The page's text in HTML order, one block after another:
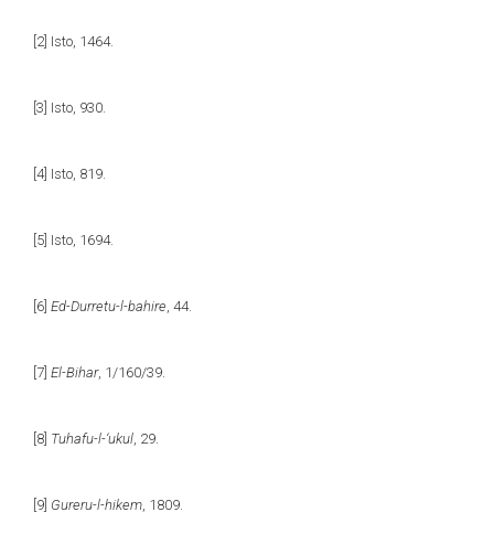
[2] Isto, 1464.
[3] Isto, 930.
[4] Isto, 819.
[5] Isto, 1694.
[6] Ed-Durretu-l-bahire , 44.
[7] El-Bihar, 1/160/39.
[8] Tuhafu-l-‘ukul , 29.
[9] Gureru-l-hikem , 1809.